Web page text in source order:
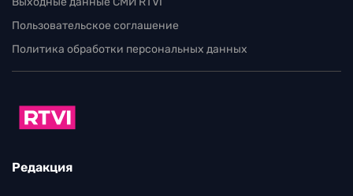
Пользовательское соглашение
Политика обработки персональных данных
Редакция